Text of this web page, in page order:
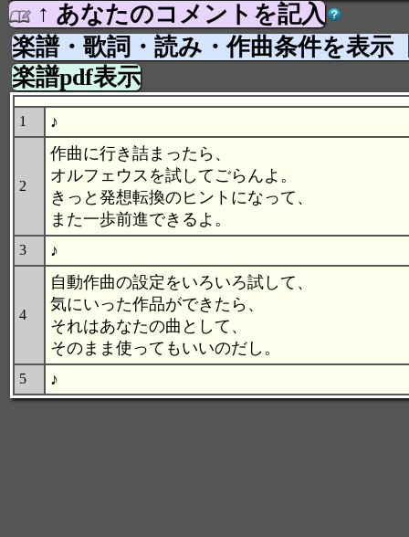
↑ あなたのコメントを記入
楽譜・歌詞・読み・作曲条件を表示
楽譜pdf表示
1 ♪
2
作曲に行き詰まったら、
オルフェウスを試してごらんよ。
きっと発想転換のヒントになって、
また一歩前進できるよ。
3 ♪
4
自動作曲の設定をいろいろ試して、
気にいった作品ができたら、
それはあなたの曲として、
そのまま使ってもいいのだし。
5 ♪